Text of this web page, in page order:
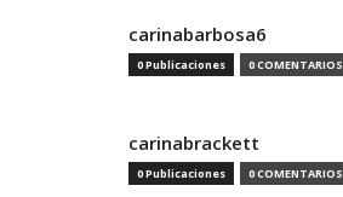
carinabarbosa6
0 Publicaciones 0 COMENTARIOS
carinabrackett
0 Publicaciones 0 COMENTARIOS